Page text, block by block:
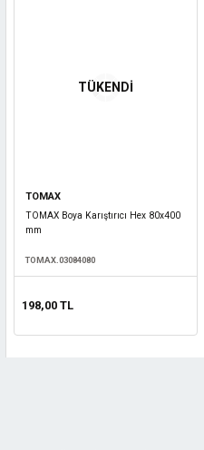
TÜKENDİ
TOMAX
TOMAX Boya Karıştırıcı Hex 80x400
mm
TOMAX.03084080
198,00 TL